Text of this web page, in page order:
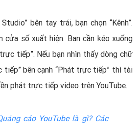
bên tay trái, bạn chọn “Kênh”.
cửa số xuất hiện. Bạn cần kéo xuống
tiếp”. Nếu bạn nhìn thấy dòng chữ
tiếp” bên cạnh “Phát trực tiếp” thì tài
phát trực tiếp video trên YouTube.
cáo YouTube là gì? Các